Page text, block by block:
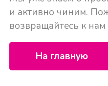
и активно чиним.
возвращайтесь к
На главную